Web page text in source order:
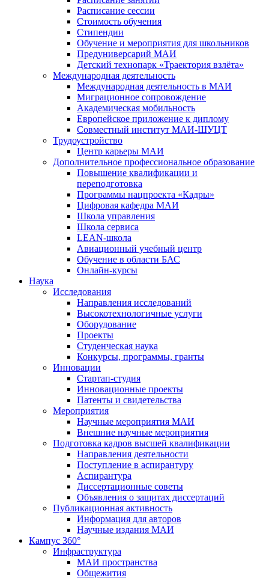
Расписание сессии
Стоимость обучения
Стипендии
Обучение и мероприятия для школьников
Предуниверсарий МАИ
Детский технопарк «Траектория взлёта»
Международная деятельность
Международная деятельность в МАИ
Миграционное сопровождение
Академическая мобильность
Европейское приложение к диплому
Совместный институт МАИ-ШУЦТ
Трудоустройство
Центр карьеры МАИ
Дополнительное профессиональное образование
Повышение квалификации и
переподготовка
Программы нацпроекта «Кадры»
Цифровая кафедра МАИ
Школа управления
Школа сервиса
LEAN-школа
Авиационный учебный центр
Обучение в области БАС
Онлайн-курсы
Наука
Исследования
Направления исследований
Высокотехнологичные услуги
Оборудование
Проекты
Студенческая наука
Конкурсы, программы, гранты
Инновации
Стартап-студия
Инновационные проекты
Патенты и свидетельства
Мероприятия
Научные мероприятия МАИ
Внешние научные мероприятия
Подготовка кадров высшей квалификации
Направления деятельности
Поступление в аспирантуру
Аспирантура
Диссертационные советы
Объявления о защитах диссертаций
Публикационная активность
Информация для авторов
Научные издания МАИ
Кампус 360°
Инфраструктура
МАИ пространства
Общежития